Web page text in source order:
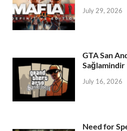
July 29, 2026
GTA San
Sağlamindir
July 16, 2026
Need for